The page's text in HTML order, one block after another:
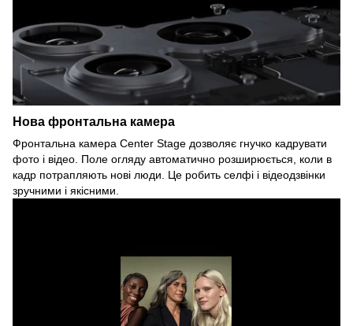
Нова фронтальна камера
Фронтальна камера Center Stage дозволяє гнучко кадрувати
фото і відео. Поле огляду автоматично розширюється, коли в
кадр потрапляють нові люди. Це робить селфі і відеодзвінки
зручними і якісними.